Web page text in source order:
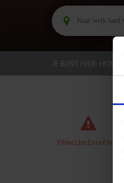
JE BENT HIER: HOME
Filter.List.ErrorFilter